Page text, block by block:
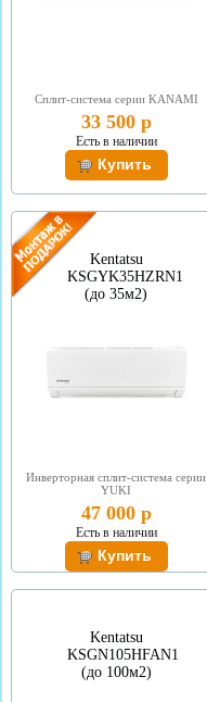
Сплит-система серии KANAMI
33 500 р
Есть в наличии
Kentatsu
KSGYK35HZRN1
(до 35м2)
Инверторная сплит-система серии
YUKI
47 000 р
Есть в наличии
Kentatsu
KSGN105HFAN1
(до 100м2)